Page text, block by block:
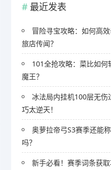
最近发表
冒险寻宝攻略：如何高
旅店传闻？
101全抢攻略：菜比如何
魔王？
冰法局内挂机100层无伤
巧太逆天！
奥萝拉帝弓S3赛季还能
吗？
新手必看！赛季词条获